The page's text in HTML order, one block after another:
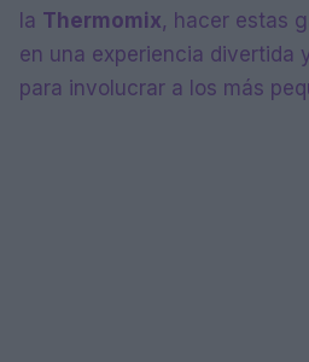
la Thermomix, hacer estas
en una experiencia divertida
para involucrar a los más